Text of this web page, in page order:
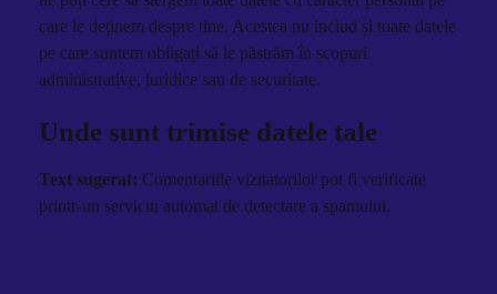
care le deținem despre tine. Acestea nu includ și toate datele
pe care suntem obligați să le păstrăm în scopuri
administrative, juridice sau de securitate.
Unde sunt trimise datele tale
Text sugerat: Comentariile vizitatorilor pot fi verificate
printr-un serviciu automat de detectare a spamului.